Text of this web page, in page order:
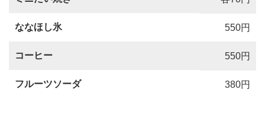
ななほし氷 550円
コーヒー 550円
フルーツソーダ 380円